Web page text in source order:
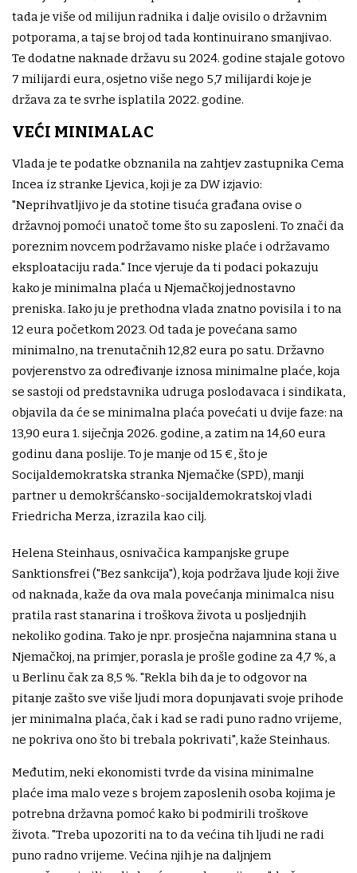
tada je više od milijun radnika i dalje ovisilo o državnim
potporama, a taj se broj od tada kontinuirano smanjivao.
Te dodatne naknade državu su 2024. godine stajale gotovo
7 milijardi eura, osjetno više nego 5,7 milijardi koje je
država za te svrhe isplatila 2022. godine.
VEĆI MINIMALAC
Vlada je te podatke obznanila na zahtjev zastupnika Cema
Incea iz stranke Ljevica, koji je za DW izjavio:
"Neprihvatljivo je da stotine tisuća građana ovise o
državnoj pomoći unatoč tome što su zaposleni. To znači da
poreznim novcem podržavamo niske plaće i održavamo
eksploataciju rada." Ince vjeruje da ti podaci pokazuju
kako je minimalna plaća u Njemačkoj jednostavno
preniska. Iako ju je prethodna vlada znatno povisila i to na
12 eura početkom 2023. Od tada je povećana samo
minimalno, na trenutačnih 12,82 eura po satu. Državno
povjerenstvo za određivanje iznosa minimalne plaće, koja
se sastoji od predstavnika udruga poslodavaca i sindikata,
objavila da će se minimalna plaća povećati u dvije faze: na
13,90 eura 1. siječnja 2026. godine, a zatim na 14,60 eura
godinu dana poslije. To je manje od 15 €, što je
Socijaldemokratska stranka Njemačke (SPD), manji
partner u demokršćansko-socijaldemokratskoj vladi
Friedricha Merza, izrazila kao cilj.
Helena Steinhaus, osnivačica kampanjske grupe
Sanktionsfrei ("Bez sankcija"), koja podržava ljude koji žive
od naknada, kaže da ova mala povećanja minimalca nisu
pratila rast stanarina i troškova života u posljednjih
nekoliko godina. Tako je npr. prosječna najamnina stana u
Njemačkoj, na primjer, porasla je prošle godine za 4,7 %, a
u Berlinu čak za 8,5 %. "Rekla bih da je to odgovor na
pitanje zašto sve više ljudi mora dopunjavati svoje prihode
jer minimalna plaća, čak i kad se radi puno radno vrijeme,
ne pokriva ono što bi trebala pokrivati", kaže Steinhaus.
Međutim, neki ekonomisti tvrde da visina minimalne
plaće ima malo veze s brojem zaposlenih osoba kojima je
potrebna državna pomoć kako bi podmirili troškove
života. "Treba upozoriti na to da većina tih ljudi ne radi
puno radno vrijeme. Većina njih je na daljnjem